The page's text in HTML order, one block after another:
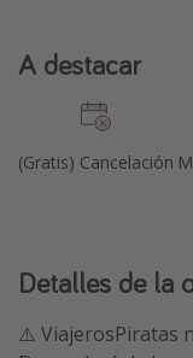
A destacar
(Gratis) Cancelación
Detalles de la
⚠️ ViajerosPiratas